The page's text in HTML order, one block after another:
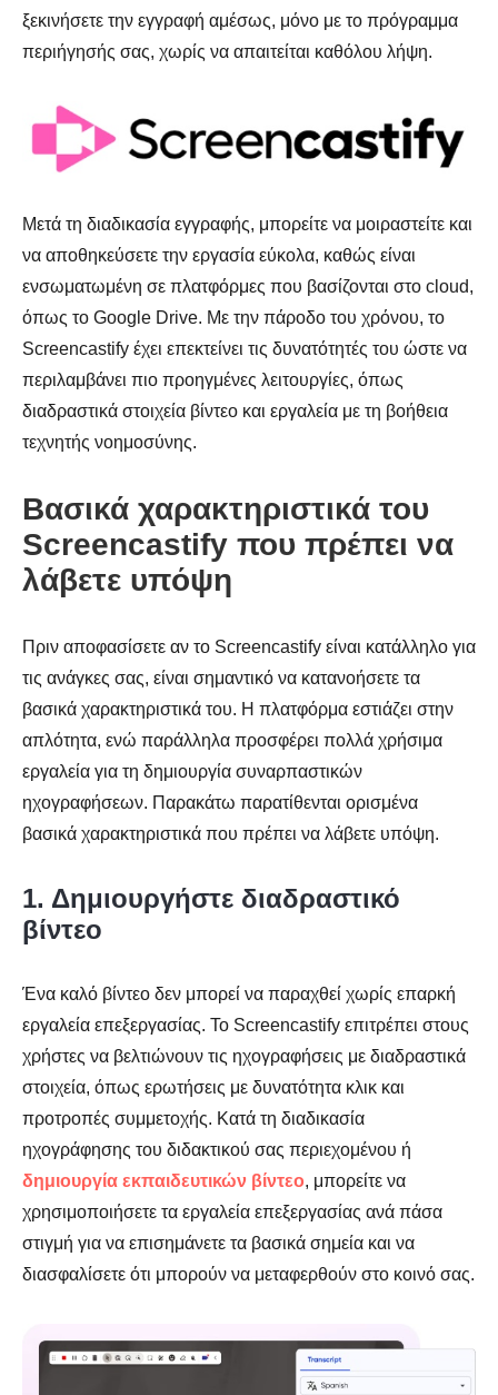
ξεκινήσετε την εγγραφή αμέσως, μόνο με το πρόγραμμα
περιήγησής σας, χωρίς να απαιτείται καθόλου λήψη.
Μετά τη διαδικασία εγγραφής, μπορείτε να μοιραστείτε και
να αποθηκεύσετε την εργασία εύκολα, καθώς είναι
ενσωματωμένη σε πλατφόρμες που βασίζονται στο cloud,
όπως το Google Drive. Με την πάροδο του χρόνου, το
Screencastify έχει επεκτείνει τις δυνατότητές του ώστε να
περιλαμβάνει πιο προηγμένες λειτουργίες, όπως
διαδραστικά στοιχεία βίντεο και εργαλεία με τη βοήθεια
τεχνητής νοημοσύνης.
Βασικά χαρακτηριστικά του
Screencastify που πρέπει να
λάβετε υπόψη
Πριν αποφασίσετε αν το Screencastify είναι κατάλληλο για
τις ανάγκες σας, είναι σημαντικό να κατανοήσετε τα
βασικά χαρακτηριστικά του. Η πλατφόρμα εστιάζει στην
απλότητα, ενώ παράλληλα προσφέρει πολλά χρήσιμα
εργαλεία για τη δημιουργία συναρπαστικών
ηχογραφήσεων. Παρακάτω παρατίθενται ορισμένα
βασικά χαρακτηριστικά που πρέπει να λάβετε υπόψη.
1. Δημιουργήστε διαδραστικό
βίντεο
Ένα καλό βίντεο δεν μπορεί να παραχθεί χωρίς επαρκή
εργαλεία επεξεργασίας. Το Screencastify επιτρέπει στους
χρήστες να βελτιώνουν τις ηχογραφήσεις με διαδραστικά
στοιχεία, όπως ερωτήσεις με δυνατότητα κλικ και
προτροπές συμμετοχής. Κατά τη διαδικασία
ηχογράφησης του διδακτικού σας περιεχομένου ή
δημιουργία εκπαιδευτικών βίντεο, μπορείτε να
χρησιμοποιήσετε τα εργαλεία επεξεργασίας ανά πάσα
στιγμή για να επισημάνετε τα βασικά σημεία και να
διασφαλίσετε ότι μπορούν να μεταφερθούν στο κοινό σας.